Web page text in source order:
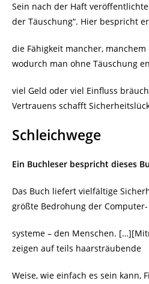
Sein nach der Haft
der Täuschung“. Hier bespricht er
die Fähigkeit mancher,
wodurch man ohne Täuschung
viel Geld oder viel Einfluss
Vertrauens schafft
Schleichwege
Ein Buchleser bespricht dieses
Das Buch liefert vielfältige
größte Bedrohung der Computer-
systeme – den Menschen.
zeigen auf teils haarsträubende
Weise, wie einfach es sein kann,